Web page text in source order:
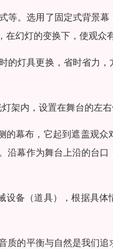
等。选用了固定式背景
幻灯的变换下，使观众
的灯具更换，省时省力
架内，设置在舞台的左右
的幕布，它起到遮盖观
沿幕作为舞台上沿的台
设备（道具），根据具
质的平衡与自然是我们